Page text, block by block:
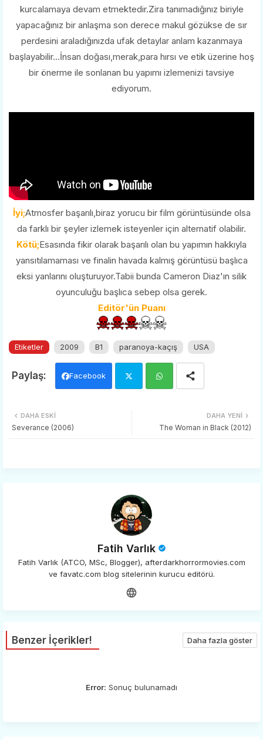
kurcalamaya devam etmektedir.Zira tanımadığınız biriyle
yapacağınız bir anlaşma son derece makul gözükse de sır
perdesini araladığınızda ufak detaylar anlam kazanmaya
başlayabilir...İnsan doğası,merak,para hırsı ve etik üzerine hoş
bir önerme ile sonlanan bu yapımı izlemenizi tavsiye
ediyorum.
İyi;Atmosfer başarılı,biraz yorucu bir film görüntüsünde olsa
da farklı bir şeyler izlemek isteyenler için alternatif olabilir.
Kötü;Esasında fikir olarak başarılı olan bu yapımın hakkıyla
yansıtılamaması ve finalin havada kalmış görüntüsü başlıca
eksi yanlarını oluşturuyor.Tabii bunda Cameron Diaz'ın silik
oyunculuğu başlıca sebep olsa gerek.
Editör'ün Puanı
Etiketler 2009 B1 paranoya-kaçış USA
Facebook
ats
DAHA YENI
The Woman in Black (2012)
DAHA ESKI
Severance (2006)
Fatih Varlık
Fatih Varlık (ATCO, MSc, Blogger), afterdarkhorrormovies.com
ve favatc.com blog sitelerinin kurucu editörü.
Benzer İçerikler! Daha fazla göster
Error: Sonuç bulunamadı